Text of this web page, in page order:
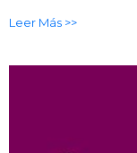
Leer Más >>